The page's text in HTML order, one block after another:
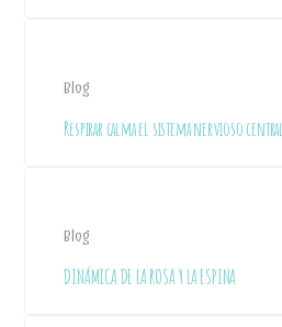
Blog
Respirar calma el sistema nervioso central
Blog
DINÁMICA DE LA ROSA Y LA ESPINA